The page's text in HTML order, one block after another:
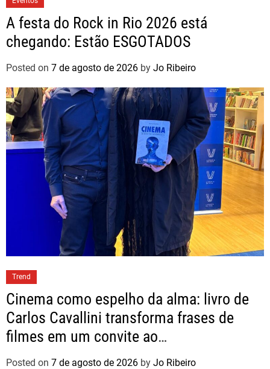
A festa do Rock in Rio 2026 está
chegando: Estão ESGOTADOS
Posted on 7 de agosto de 2026 by Jo Ribeiro
Trend
Cinema como espelho da alma: livro de
Carlos Cavallini transforma frases de
filmes em um convite ao
autoconhecimento
Posted on 7 de agosto de 2026 by Jo Ribeiro